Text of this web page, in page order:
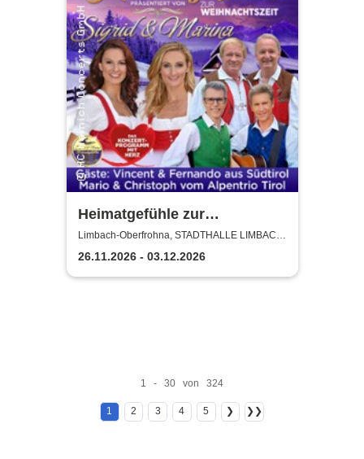
Heimatgefühle zur
Weihnachtszeit 2026 - Das
Konzertprogramm mit Herz
Limbach-Oberfrohna, STADTHALLE LIMBACH-
OBERFROHNA
26.11.2026 - 03.12.2026
1 - 30 von 324
1 2 3 4 5 ❯ ❯❯